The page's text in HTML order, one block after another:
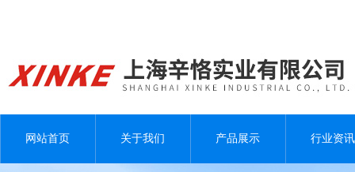
网站首页 关于我们 产品展示 行业资讯